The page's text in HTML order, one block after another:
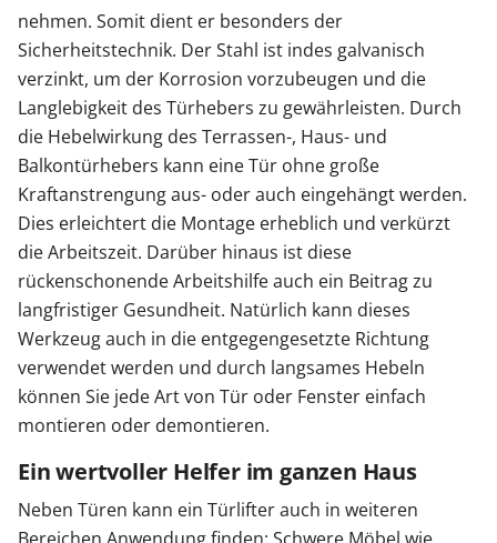
nehmen. Somit dient er besonders der
Sicherheitstechnik. Der Stahl ist indes galvanisch
verzinkt, um der Korrosion vorzubeugen und die
Langlebigkeit des Türhebers zu gewährleisten. Durch
die Hebelwirkung des Terrassen-, Haus- und
Balkontürhebers kann eine Tür ohne große
Kraftanstrengung aus- oder auch eingehängt werden.
Dies erleichtert die Montage erheblich und verkürzt
die Arbeitszeit. Darüber hinaus ist diese
rückenschonende Arbeitshilfe auch ein Beitrag zu
langfristiger Gesundheit. Natürlich kann dieses
Werkzeug auch in die entgegengesetzte Richtung
verwendet werden und durch langsames Hebeln
können Sie jede Art von Tür oder Fenster einfach
montieren oder demontieren.
Ein wertvoller Helfer im ganzen Haus
Neben Türen kann ein Türlifter auch in weiteren